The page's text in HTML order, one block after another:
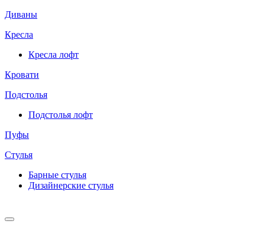
Диваны
Кресла
Кресла лофт
Кровати
Подстолья
Подстолья лофт
Пуфы
Стулья
Барные cтулья
Дизайнерские cтулья